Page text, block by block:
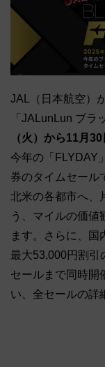
JAL（日本航空）
「JALunLun ブラ
（火）から11月30
今年の「FLYDAY
券のタイムセール
北米の各都市へ、
う、マイルの価値
ます。さらに、国
最大53,000円割引
セールまで同時開
い、全セールの詳